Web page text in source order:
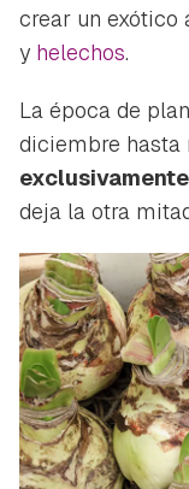
crear un exótico
y helechos.
La época de
diciembre hasta
deja la otra